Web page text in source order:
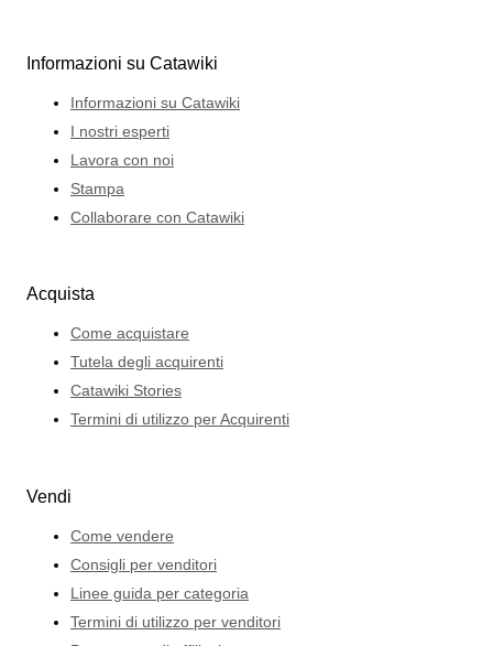
Informazioni su Catawiki
Informazioni su Catawiki
I nostri esperti
Lavora con noi
Stampa
Collaborare con Catawiki
Acquista
Come acquistare
Tutela degli acquirenti
Catawiki Stories
Termini di utilizzo per Acquirenti
Vendi
Come vendere
Consigli per venditori
Linee guida per categoria
Termini di utilizzo per venditori